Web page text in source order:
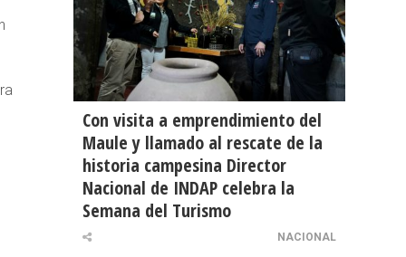
Con visita a emprendimiento del
Maule y llamado al rescate de la
historia campesina Director
Nacional de INDAP celebra la
Semana del Turismo
NACIONAL